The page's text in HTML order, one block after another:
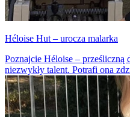
Héloise Hut – urocza malarka
Poznajcie Héloise – prześliczną
niezwykły talent. Potrafi ona
Dawno nie widzieliśmy tak